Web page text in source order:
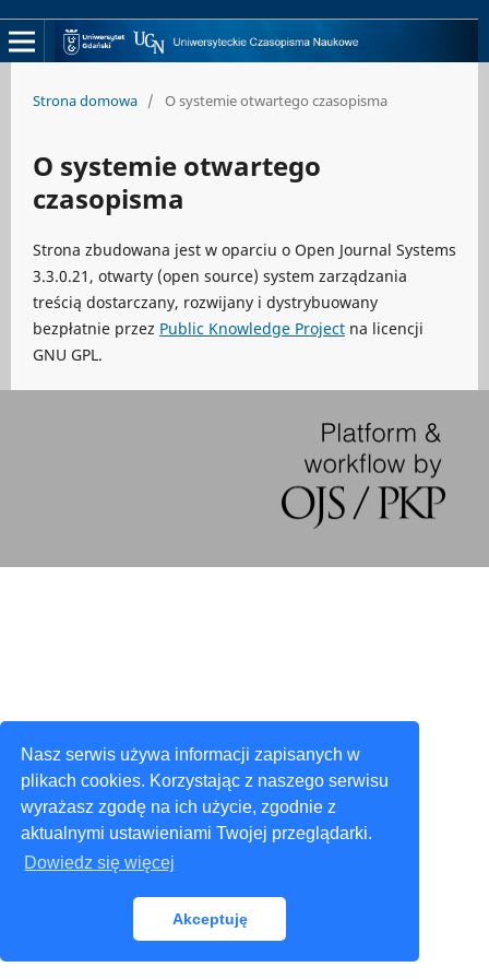
Nasz serwis używa informacji zapisanych w
plikach cookies. Korzystając z naszego serwisu
wyrażasz zgodę na ich użycie, zgodnie z
aktualnymi ustawieniami Twojej przeglądarki.
Dowiedz się więcej
Akceptuję
Strona domowa / O systemie otwartego czasopisma
O systemie otwartego
czasopisma
Strona zbudowana jest w oparciu o Open Journal Systems
3.3.0.21, otwarty (open source) system zarządzania
treścią dostarczany, rozwijany i dystrybuowany
bezpłatnie przez Public Knowledge Projectna licencji
GNU GPL.